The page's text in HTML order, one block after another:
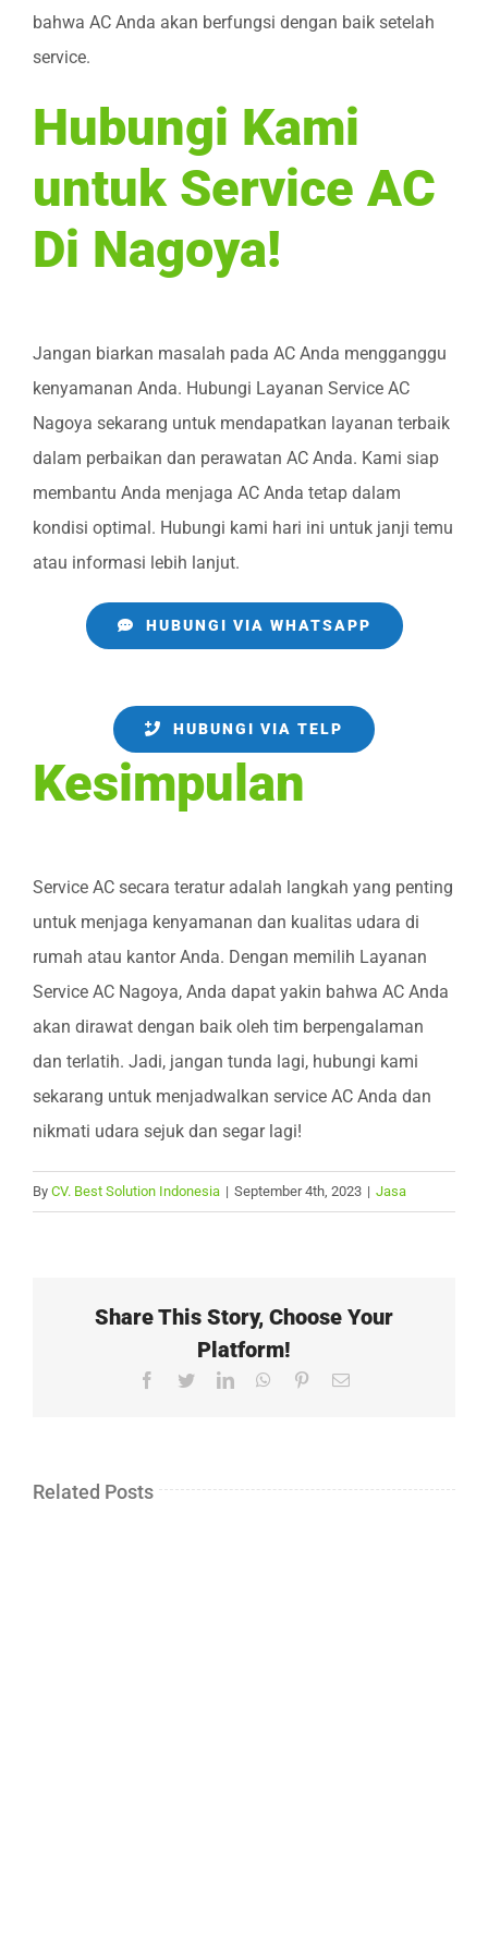
bahwa AC Anda akan berfungsi dengan baik setelah
service.
Hubungi Kami
untuk Service AC
Di Nagoya!
Jangan biarkan masalah pada AC Anda mengganggu
kenyamanan Anda. Hubungi Layanan Service AC
Nagoya sekarang untuk mendapatkan layanan terbaik
dalam perbaikan dan perawatan AC Anda. Kami siap
membantu Anda menjaga AC Anda tetap dalam
kondisi optimal. Hubungi kami hari ini untuk janji temu
atau informasi lebih lanjut.
HUBUNGI VIA WHATSAPP
HUBUNGI VIA TELP
Kesimpulan
Service AC secara teratur adalah langkah yang penting
untuk menjaga kenyamanan dan kualitas udara di
rumah atau kantor Anda. Dengan memilih Layanan
Service AC Nagoya, Anda dapat yakin bahwa AC Anda
akan dirawat dengan baik oleh tim berpengalaman
dan terlatih. Jadi, jangan tunda lagi, hubungi kami
sekarang untuk menjadwalkan service AC Anda dan
nikmati udara sejuk dan segar lagi!
By CV. Best Solution Indonesia | September 4th, 2023 | Jasa
Share This Story, Choose Your
Platform!
Facebook
TwitterLinkedInWhatsApp
PinterestEmail
Related Posts